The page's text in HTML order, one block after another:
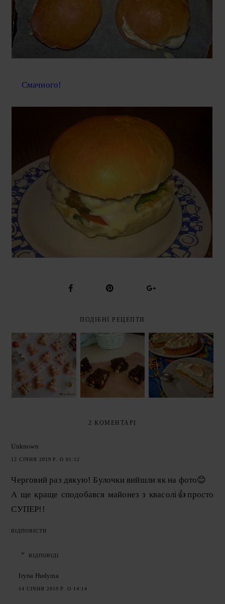
Смачного!
ПОДІБНІ РЕЦЕПТИ
ІМБИРНЕ
ПЕЧИВО БЕЗ
МАСЛА І ЯЄЦЬ
(EGGLESS
GINGERBREAD
COOKIES)
ШОКОЛАДНИЙ
ФАДЖ
(CHOCOLATE
FUDGE)
ПИРІГ З
ЛИМОННИМ
КУРДОМ І
МЕРЕНГОЮ
(LEMON
MERINGUE
2 КОМЕНТАРІ
Unknown
12 СІЧНЯ 2019 Р. О 01:12
Черговий раз дякую! Булочки вийшли як на фото😊
А ще краще сподобався майонез з квасолі👍просто
СУПЕР!!
ВІДПОВІСТИ
ВІДПОВІДІ
Iryna Hudyma
14 СІЧНЯ 2019 Р. О 14:14